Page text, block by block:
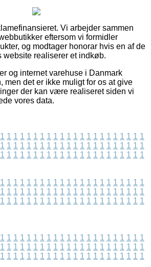
Vi arbejder sammen
eftersom vi formidler
og modtager honorar hvis en af de
website realiserer et indkøb.
og internet varehuse i Danmark
men det er ikke muligt for os at give
der kan være realiseret siden vi
vores data.
1 1 1 1 1 1 1 1 1 1 1 1 1 1 1 1 1 1 1 1 1 1
1 1 1 1 1 1 1 1 1 1 1 1 1 1 1 1 1 1 1 1 1 1
1 1 1 1 1 1 1 1 1 1 1 1 1 1 1 1 1 1 1 1 1 1
1 1 1 1 1 1 1 1 1 1 1 1 1 1 1 1 1 1 1 1 1 1
1 1 1 1 1 1 1 1 1 1 1 1 1 1 1 1 1 1 1 1 1 1
1 1 1 1 1 1 1 1 1 1 1 1 1 1 1 1 1 1 1 1 1 1
1 1 1 1 1 1 1 1 1 1 1 1 1 1 1 1 1 1 1 1 1 1
1 1 1 1 1 1 1 1 1 1 1 1 1 1 1 1 1 1 1 1 1 1
1 1 1 1 1 1 1 1 1 1 1 1 1 1 1 1 1 1 1 1 1 1